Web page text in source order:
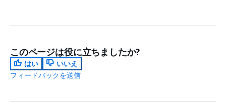
このページは役に立ちましたか?
はい
いいえ
フィードバックを送信